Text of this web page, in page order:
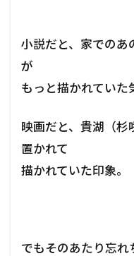
小説だと、家でのあ
が
もっと描かれていた
映画だと、貴湖（杉
置かれて
描かれていた印象。
でもそのあたり忘れ